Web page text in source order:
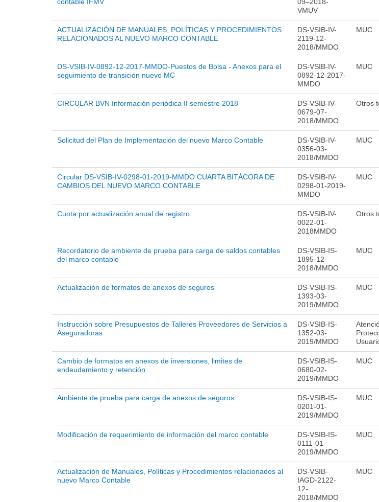
VMUV
ACTUALIZACIÓN DE MANUALES, POLÍTICAS Y PROCEDIMIENTOS
RELACIONADOS AL NUEVO MARCO CONTABLE
DS-VSIB-IV-
2119-12-
2018/MMDO
MUC
DS-VSIB-IV-0892-12-2017-MMDO-Puestos de Bolsa - Anexos para el
seguimiento de transición nuevo MC
DS-VSIB-IV-
0892-12-2017-
MMDO
MUC
CIRCULAR BVN Información periódica II semestre 2018
DS-VSIB-IV-
0679-07-
2018/MMDO
Otros
Solicitud del Plan de Implementación del nuevo Marco Contable
DS-VSIB-IV-
0356-03-
2018/MMDO
MUC
Circular DS-VSIB-IV-0298-01-2019-MMDO CUARTA BITÁCORA DE
CAMBIOS DEL NUEVO MARCO CONTABLE
DS-VSIB-IV-
0298-01-2019-
MMDO
MUC
Cuota por actualización anual de registro
DS-VSIB-IV-
0022-01-
2018MMDO
Otros
Recordatorio de ambiente de prueba para carga de saldos contables
del marco contable
DS-VSIB-IS-
1895-12-
2018/MMDO
MUC
Actualización de formatos de anexos de seguros
DS-VSIB-IS-
1393-03-
2019/MMDO
MUC
Instrucción sobre Presupuestos de Talleres Proveedores de Servicios a
Aseguradoras
DS-VSIB-IS-
1352-03-
2019/MMDO
Cambio de formatos en anexos de inversiones, limites de
endeudamiento y retención
DS-VSIB-IS-
0680-02-
2019/MMDO
MUC
Ambiente de prueba para carga de anexos de seguros
DS-VSIB-IS-
0201-01-
2019/MMDO
MUC
Modificación de requerimiento de información del marco contable
DS-VSIB-IS-
0111-01-
2019/MMDO
MUC
Actualización de Manuales, Políticas y Procedimientos relacionados al
nuevo Marco Contable
DS-VSIB-
IAGD-2122-
12-
2018/MMDO
MUC